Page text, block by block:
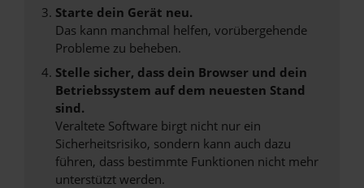
Starte dein Gerät neu.
Das kann manchmal helfen, vorübergehende
Probleme zu beheben.
Stelle sicher, dass dein Browser und dein
Betriebssystem auf dem neuesten Stand
sind.
Veraltete Software birgt nicht nur ein
Sicherheitsrisiko, sondern kann auch dazu
führen, dass bestimmte Funktionen nicht mehr
unterstützt werden.